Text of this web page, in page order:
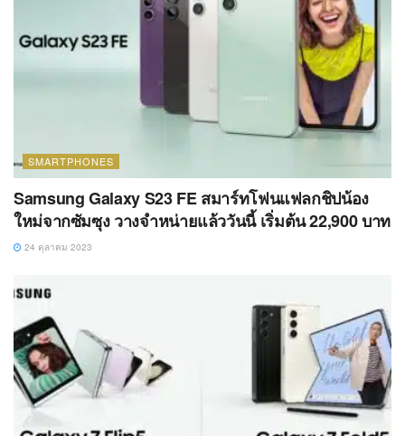
SMARTPHONES
Samsung Galaxy S23 FE สมาร์ทโฟนแฟลกชิปน้อง
ใหม่จากซัมซุง วางจำหน่ายแล้ววันนี้ เริ่มต้น 22,900 บาท
24 ตุลาคม 2023